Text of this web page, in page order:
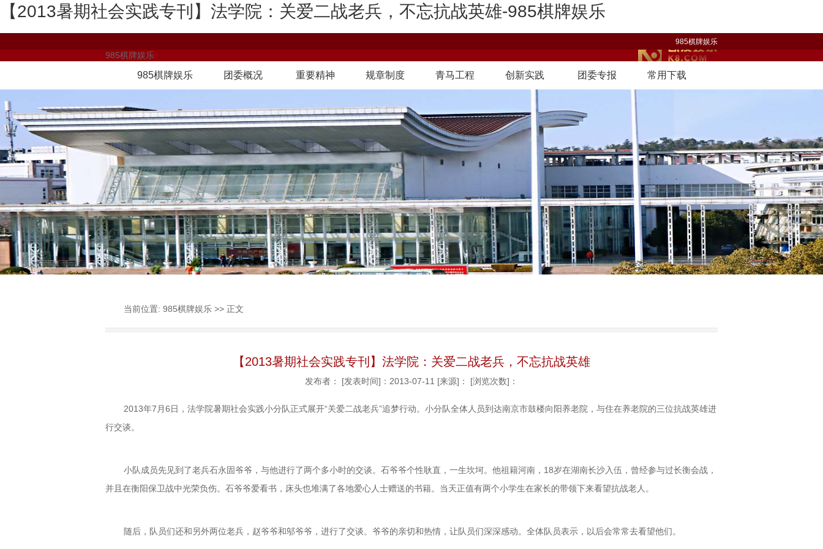
【2013暑期社会实践专刊】法学院：关爱二战老兵，不忘抗战英雄-985棋牌娱乐
985棋牌娱乐
985棋牌娱乐
985棋牌娱乐 团委概况 重要精神 规章制度 青马工程 创新实践 团委专报 常用下载
当前位置: 985棋牌娱乐 >> 正文
【2013暑期社会实践专刊】法学院：关爱二战老兵，不忘抗战英雄
发布者： [发表时间]：2013-07-11 [来源]： [浏览次数]：
2013年7月6日，法学院暑期社会实践小分队正式展开“关爱二战老兵”追梦行动。小分队全体人员到达南京市鼓楼向阳养老院，与住在养老院的三位抗战英雄进
行交谈。
小队成员先见到了老兵石永固爷爷，与他进行了两个多小时的交谈。石爷爷个性耿直，一生坎坷。他祖籍河南，18岁在湖南长沙入伍，曾经参与过长衡会战，
并且在衡阳保卫战中光荣负伤。石爷爷爱看书，床头也堆满了各地爱心人士赠送的书籍。当天正值有两个小学生在家长的带领下来看望抗战老人。
随后，队员们还和另外两位老兵，赵爷爷和邬爷爷，进行了交谈。爷爷的亲切和热情，让队员们深深感动。全体队员表示，以后会常常去看望他们。